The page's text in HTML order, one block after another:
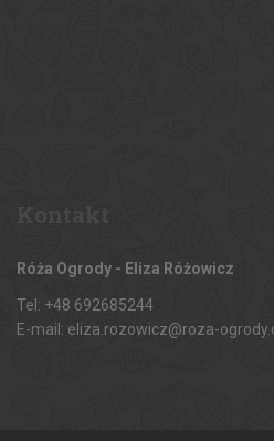
Róża Ogrody - Eliza Różowicz
Tel: +48 692685244
E-mail: eliza.rozowicz@roza-